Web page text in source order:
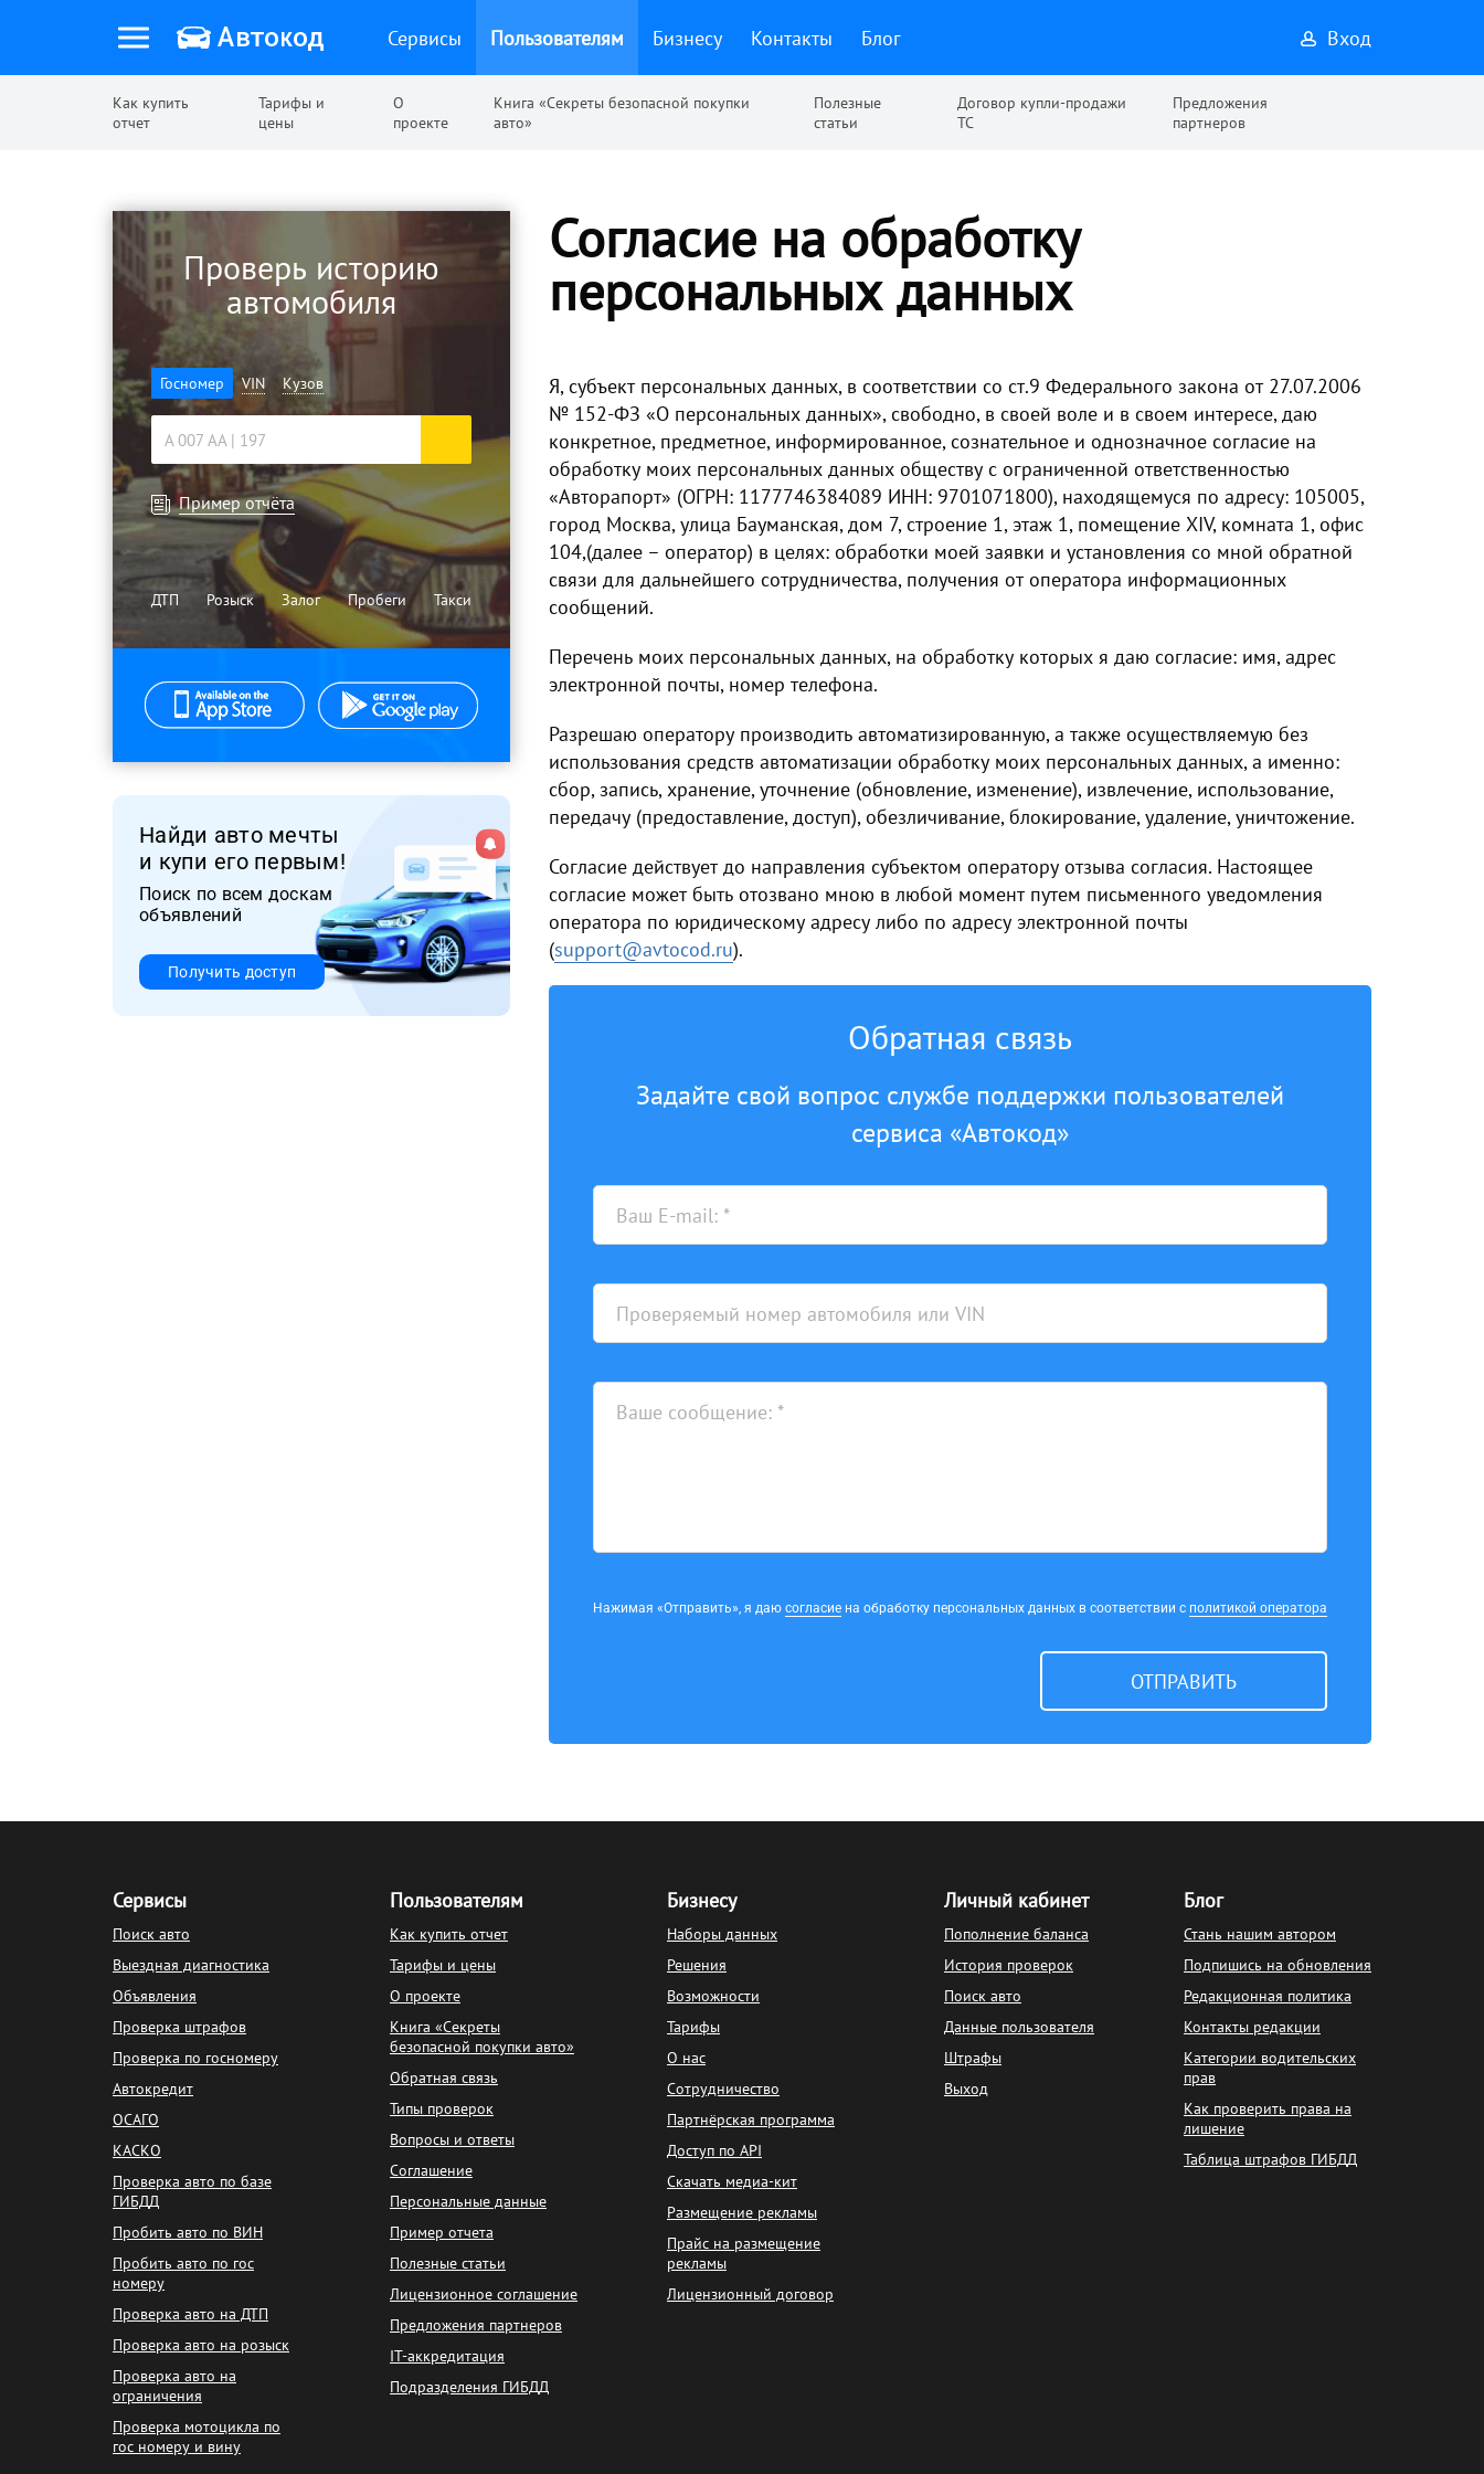
Сервисы Пользователям Бизнесу Контакты Блог Вход
Как купить
отчет
Тарифы и
цены
О
проекте
Книга «Секреты безопасной покупки
авто»
Полезные
статьи
Договор купли-продажи
ТС
Предложения
партнеров
Согласие на обработку
персональных данных
Я, субъект персональных данных, в соответствии со ст.9 Федерального закона от 27.07.2006
№ 152-ФЗ «О персональных данных», свободно, в своей воле и в своем интересе, даю
конкретное, предметное, информированное, сознательное и однозначное согласие на
обработку моих персональных данных обществу с ограниченной ответственностью
«Авторапорт» (ОГРН: 1177746384089 ИНН: 9701071800), находящемуся по адресу: 105005,
город Москва, улица Бауманская, дом 7, строение 1, этаж 1, помещение XIV, комната 1, офис
104,(далее – оператор) в целях: обработки моей заявки и установления со мной обратной
связи для дальнейшего сотрудничества, получения от оператора информационных
сообщений.
Перечень моих персональных данных, на обработку которых я даю согласие: имя, адрес
электронной почты, номер телефона.
Разрешаю оператору производить автоматизированную, а также осуществляемую без
использования средств автоматизации обработку моих персональных данных, а именно:
сбор, запись, хранение, уточнение (обновление, изменение), извлечение, использование,
передачу (предоставление, доступ), обезличивание, блокирование, удаление, уничтожение.
Согласие действует до направления субъектом оператору отзыва согласия. Настоящее
согласие может быть отозвано мною в любой момент путем письменного уведомления
оператора по юридическому адресу либо по адресу электронной почты
(support@avtocod.ru).
Обратная связь
Задайте свой вопрос службе поддержки пользователей
сервиса «Автокод»
Нажимая «Отправить», я даю согласие на обработку персональных данных в соответствии с политикой оператора
ОТПРАВИТЬ
Проверь историю
автомобиля
Госномер VIN Кузов
Пример отчёта
ДТП Розыск Залог Пробеги Такси
Найди авто мечты
и купи его первым!
Поиск по всем доскам
объявлений
Получить доступ
Сервисы
Поиск авто
Выездная диагностика
Объявления
Проверка штрафов
Проверка по госномеру
Автокредит
ОСАГО
КАСКО
Проверка авто по базе
ГИБДД
Пробить авто по ВИН
Пробить авто по гос
номеру
Проверка авто на ДТП
Проверка авто на розыск
Проверка авто на
ограничения
Проверка мотоцикла по
гос номеру и вину
Пользователям
Как купить отчет
Тарифы и цены
О проекте
Книга «Секреты
безопасной покупки авто»
Обратная связь
Типы проверок
Вопросы и ответы
Соглашение
Персональные данные
Пример отчета
Полезные статьи
Лицензионное соглашение
Предложения партнеров
IT-аккредитация
Подразделения ГИБДД
Бизнесу
Наборы данных
Решения
Возможности
Тарифы
О нас
Сотрудничество
Партнёрская программа
Доступ по API
Скачать медиа-кит
Размещение рекламы
Прайс на размещение
рекламы
Лицензионный договор
Личный кабинет
Пополнение баланса
История проверок
Поиск авто
Данные пользователя
Штрафы
Выход
Блог
Стань нашим автором
Подпишись на обновления
Редакционная политика
Контакты редакции
Категории водительских
прав
Как проверить права на
лишение
Таблица штрафов ГИБДД